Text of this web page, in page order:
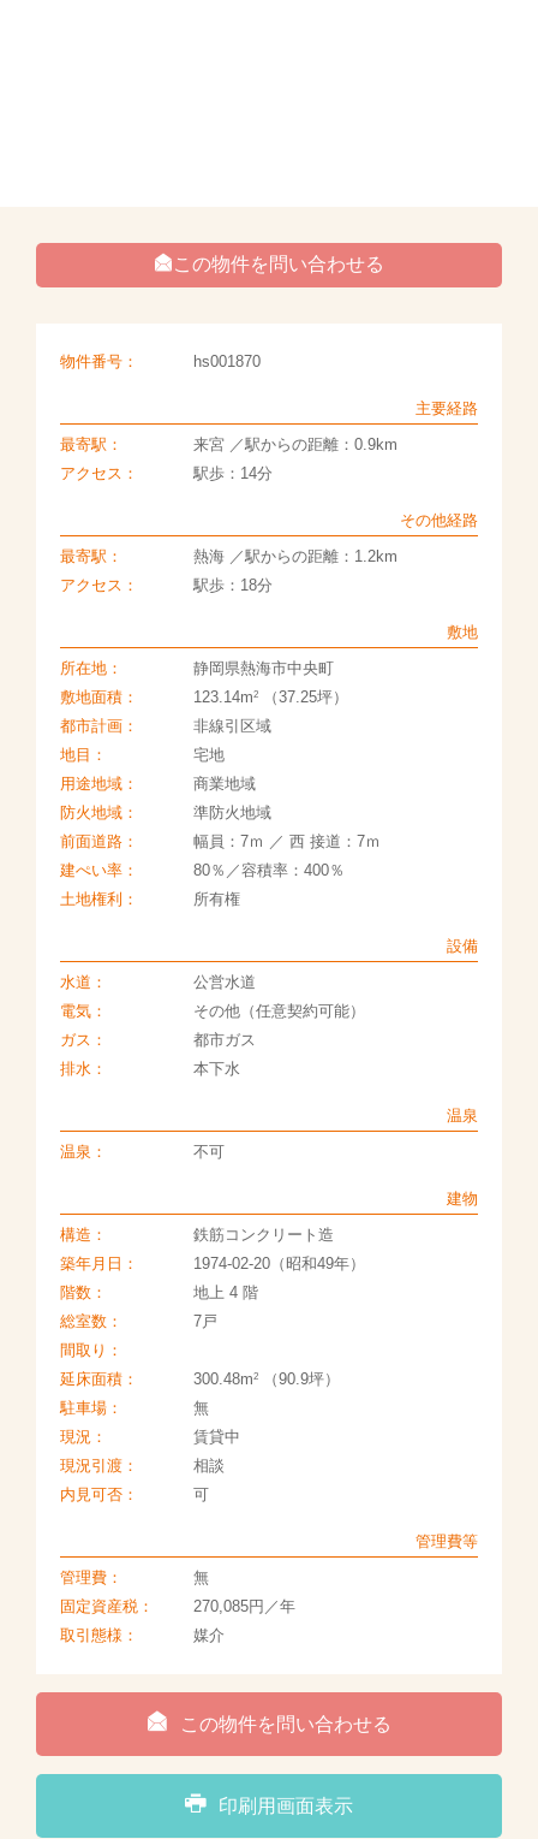
この物件を問い合わせる
物件番号： hs001870
主要経路
最寄駅：
来宮 ／駅からの距離：0.9km
アクセス：
駅歩：14分
その他経路
最寄駅：
熱海 ／駅からの距離：1.2km
アクセス：
駅歩：18分
敷地
所在地：
静岡県熱海市中央町
敷地面積：
123.14m2（37.25坪）
都市計画：
非線引区域
地目：
宅地
用途地域：
商業地域
防火地域：
準防火地域
前面道路：
幅員：7ｍ ／ 西 接道：7ｍ
建ぺい率：
80％／容積率：400％
土地権利：
所有権
設備
水道：
公営水道
電気：
その他（任意契約可能）
ガス：
都市ガス
排水：
本下水
温泉
温泉：
不可
建物
構造：
鉄筋コンクリート造
築年月日：
1974-02-20（昭和49年）
階数：
地上 4 階
総室数：
7戸
間取り：
延床面積：
300.48m2（90.9坪）
駐車場：
無
現況：
賃貸中
現況引渡：
相談
内見可否：
可
管理費等
管理費：
無
固定資産税：
270,085円／年
取引態様：
媒介
この物件を問い合わせる
印刷用画面表示